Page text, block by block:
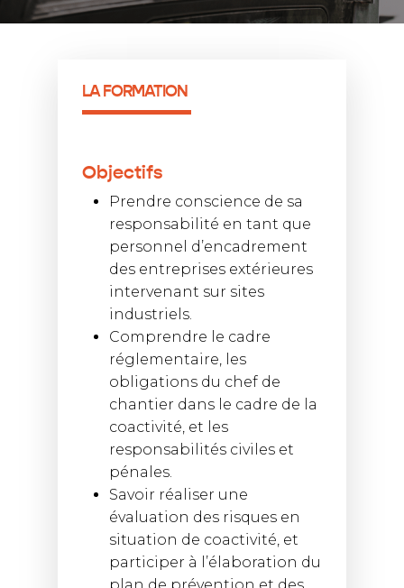
LA FORMATION
Objectifs
Prendre conscience de sa
responsabilité en tant que
personnel d’encadrement
des entreprises extérieures
intervenant sur sites
industriels.
Comprendre le cadre
réglementaire, les
obligations du chef de
chantier dans le cadre de la
coactivité, et les
responsabilités civiles et
pénales.
Savoir réaliser une
évaluation des risques en
situation de coactivité, et
participer à l’élaboration du